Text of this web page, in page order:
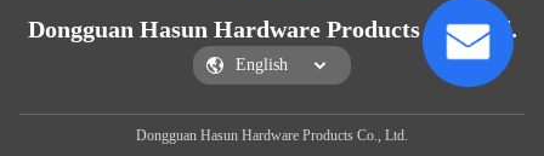
Dongguan Hasun Hardware Products Co., Ltd.
Dongguan Hasun Hardware Products Co., Ltd.